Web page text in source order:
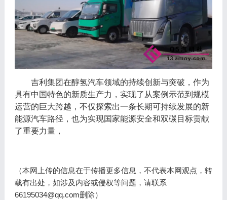
吉利集团在醇氢汽车领域的持续创新与突破，作为
具有中国特色的新质生产力，实现了从案例示范到规模
运营的巨大跨越，不仅探索出一条长期可持续发展的新
能源汽车路径，也为实现国家能源安全和双碳目标贡献
了重要力量，
（本网上传的信息在于传播更多信息，不代表本网观点，转
载有出处，如涉及内容或侵权等问题，请联系
66195034@qq.com删除）